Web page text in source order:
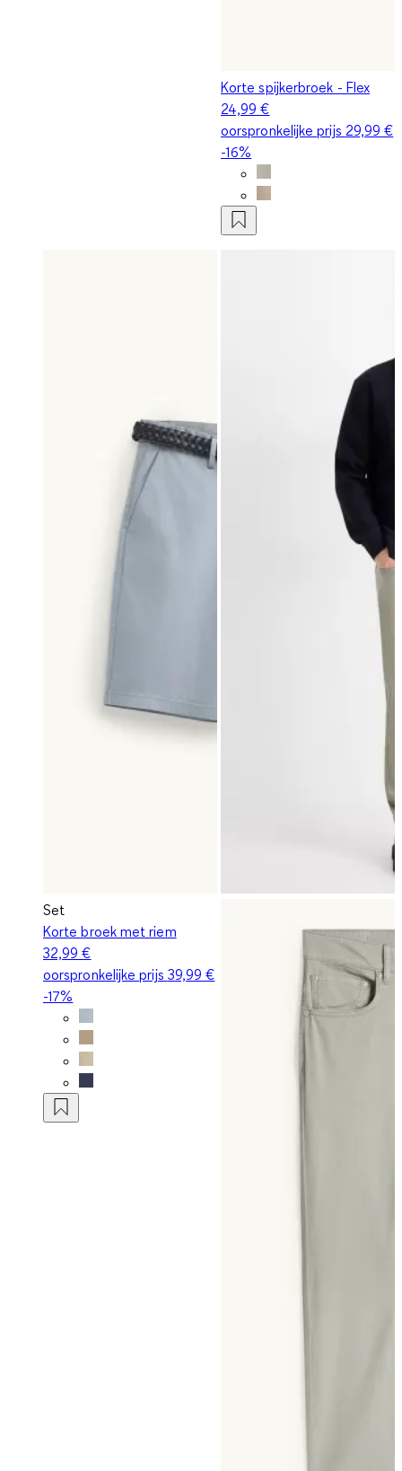
Korte spijkerbroek - Flex
24,99 €
oorspronkelijke prijs 29,99 €
-16%
Set
Korte broek met riem
32,99 €
oorspronkelijke prijs 39,99 €
-17%